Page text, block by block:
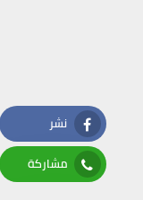
نشر
Facebook
مشاركة
Whatsapp